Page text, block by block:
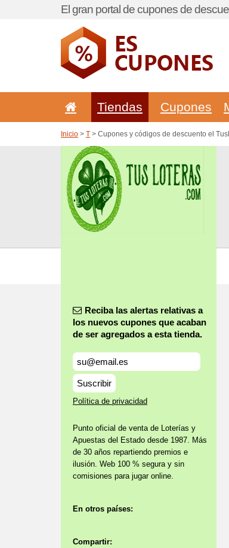
El gran portal de cupones de
Tiendas Cupones
Inicio > T > Cupones y códigos de descuento el
Reciba las alertas relativas a
los nuevos cupones que acaban
de ser agregados a esta tienda.
Suscribir
Política de privacidad
Punto oficial de venta de Loterías y
Apuestas del Estado desde 1987. Más
de 30 años repartiendo premios e
ilusión. Web 100 % segura y sin
comisiones para jugar online.
En otros países:
Compartir: